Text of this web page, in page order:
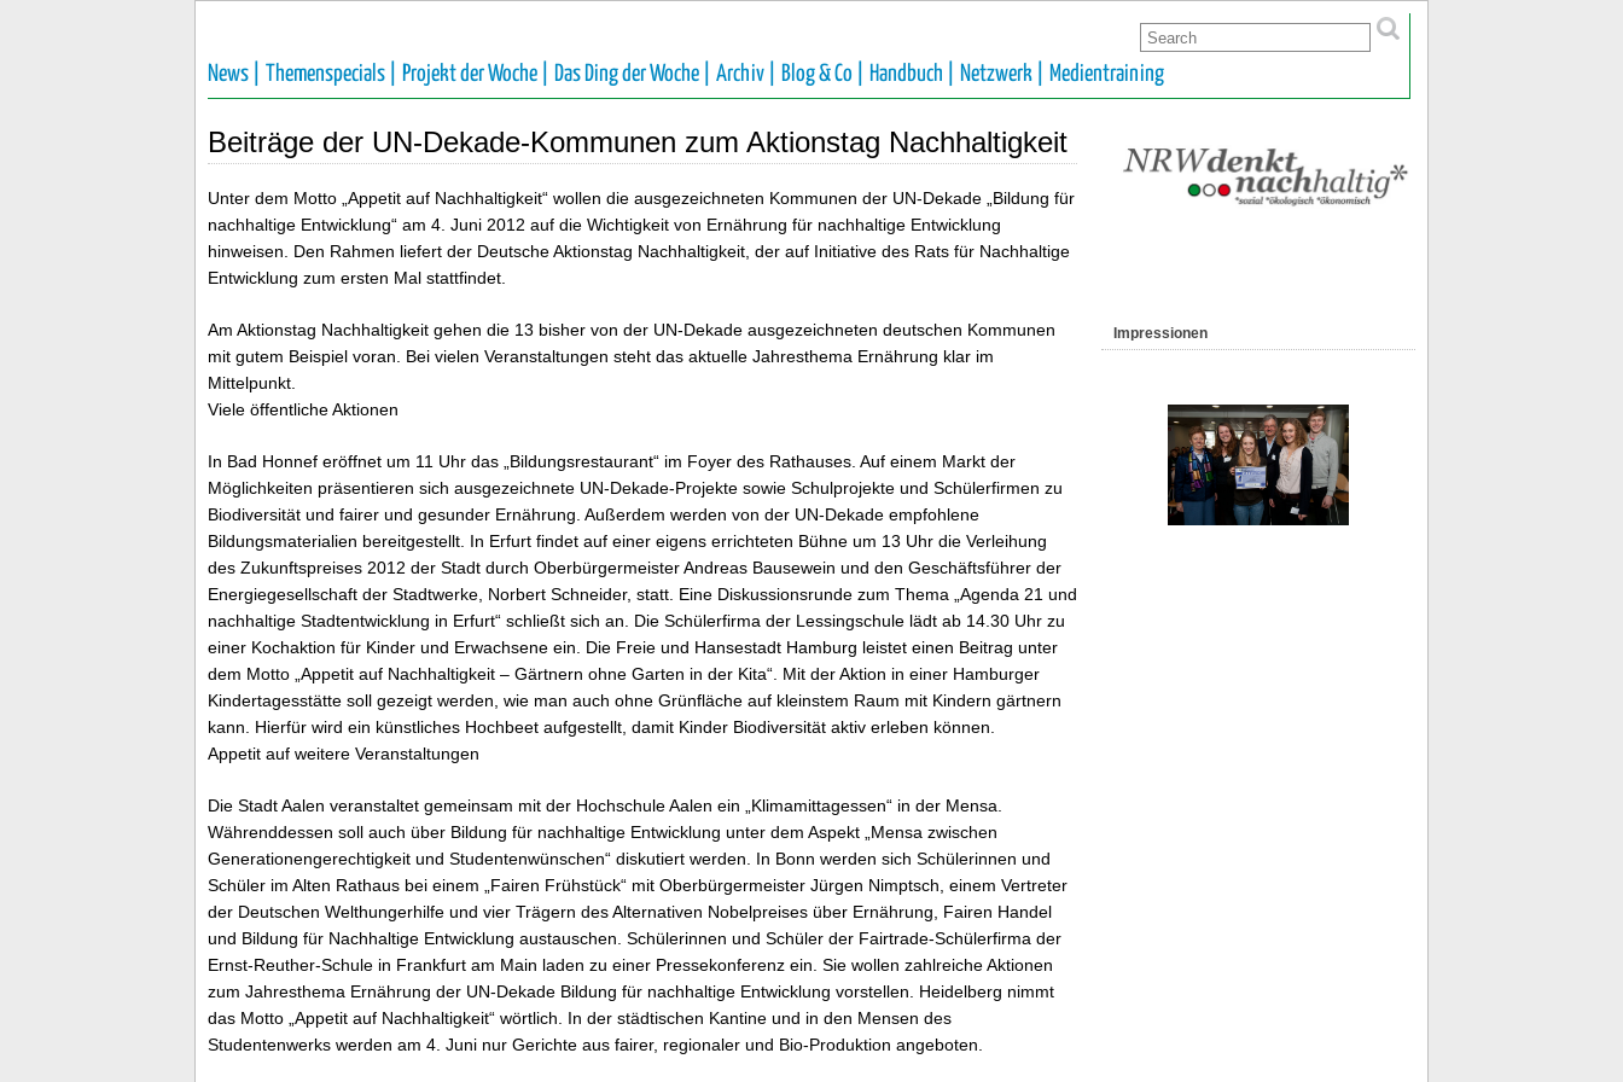
News | Themenspecials | Projekt der Woche | Das Ding der Woche | Archiv | Blog & Co | Handbuch | Netzwerk | Medientraining
Beiträge der UN-Dekade-Kommunen zum Aktionstag Nachhaltigkeit
Unter dem Motto „Appetit auf Nachhaltigkeit“ wollen die ausgezeichneten Kommunen der UN-Dekade „Bildung für
nachhaltige Entwicklung“ am 4. Juni 2012 auf die Wichtigkeit von Ernährung für nachhaltige Entwicklung
hinweisen. Den Rahmen liefert der Deutsche Aktionstag Nachhaltigkeit, der auf Initiative des Rats für Nachhaltige
Entwicklung zum ersten Mal stattfindet.
Am Aktionstag Nachhaltigkeit gehen die 13 bisher von der UN-Dekade ausgezeichneten deutschen Kommunen
mit gutem Beispiel voran. Bei vielen Veranstaltungen steht das aktuelle Jahresthema Ernährung klar im
Mittelpunkt.
Viele öffentliche Aktionen
In Bad Honnef eröffnet um 11 Uhr das „Bildungsrestaurant“ im Foyer des Rathauses. Auf einem Markt der
Möglichkeiten präsentieren sich ausgezeichnete UN-Dekade-Projekte sowie Schulprojekte und Schülerfirmen zu
Biodiversität und fairer und gesunder Ernährung. Außerdem werden von der UN-Dekade empfohlene
Bildungsmaterialien bereitgestellt. In Erfurt findet auf einer eigens errichteten Bühne um 13 Uhr die Verleihung
des Zukunftspreises 2012 der Stadt durch Oberbürgermeister Andreas Bausewein und den Geschäftsführer der
Energiegesellschaft der Stadtwerke, Norbert Schneider, statt. Eine Diskussionsrunde zum Thema „Agenda 21 und
nachhaltige Stadtentwicklung in Erfurt“ schließt sich an. Die Schülerfirma der Lessingschule lädt ab 14.30 Uhr zu
einer Kochaktion für Kinder und Erwachsene ein. Die Freie und Hansestadt Hamburg leistet einen Beitrag unter
dem Motto „Appetit auf Nachhaltigkeit – Gärtnern ohne Garten in der Kita“. Mit der Aktion in einer Hamburger
Kindertagesstätte soll gezeigt werden, wie man auch ohne Grünfläche auf kleinstem Raum mit Kindern gärtnern
kann. Hierfür wird ein künstliches Hochbeet aufgestellt, damit Kinder Biodiversität aktiv erleben können.
Appetit auf weitere Veranstaltungen
Die Stadt Aalen veranstaltet gemeinsam mit der Hochschule Aalen ein „Klimamittagessen“ in der Mensa.
Währenddessen soll auch über Bildung für nachhaltige Entwicklung unter dem Aspekt „Mensa zwischen
Generationengerechtigkeit und Studentenwünschen“ diskutiert werden. In Bonn werden sich Schülerinnen und
Schüler im Alten Rathaus bei einem „Fairen Frühstück“ mit Oberbürgermeister Jürgen Nimptsch, einem Vertreter
der Deutschen Welthungerhilfe und vier Trägern des Alternativen Nobelpreises über Ernährung, Fairen Handel
und Bildung für Nachhaltige Entwicklung austauschen. Schülerinnen und Schüler der Fairtrade-Schülerfirma der
Ernst-Reuther-Schule in Frankfurt am Main laden zu einer Pressekonferenz ein. Sie wollen zahlreiche Aktionen
zum Jahresthema Ernährung der UN-Dekade Bildung für nachhaltige Entwicklung vorstellen. Heidelberg nimmt
das Motto „Appetit auf Nachhaltigkeit“ wörtlich. In der städtischen Kantine und in den Mensen des
Studentenwerks werden am 4. Juni nur Gerichte aus fairer, regionaler und Bio-Produktion angeboten.
Impressionen